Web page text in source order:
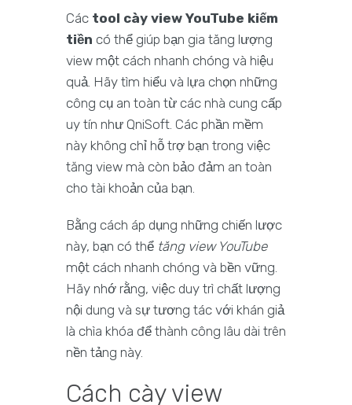
Các tool cày view YouTube kiếm
tiền có thể giúp bạn gia tăng lượng
view một cách nhanh chóng và hiệu
quả. Hãy tìm hiểu và lựa chọn những
công cụ an toàn từ các nhà cung cấp
uy tín như QniSoft. Các phần mềm
này không chỉ hỗ trợ bạn trong việc
tăng view mà còn bảo đảm an toàn
cho tài khoản của bạn.
Bằng cách áp dụng những chiến lược
này, bạn có thể tăng view YouTube
một cách nhanh chóng và bền vững.
Hãy nhớ rằng, việc duy trì chất lượng
nội dung và sự tương tác với khán giả
là chìa khóa để thành công lâu dài trên
nền tảng này.
Cách cày view